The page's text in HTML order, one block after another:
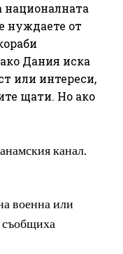
националната
нуждаете от
Дания иска
или интереси,
щати. Но ако
канал.
военна или
съобщиха